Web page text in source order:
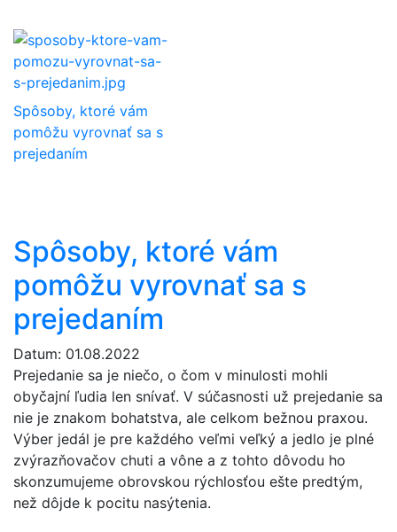
Spôsoby, ktoré vám
pomôžu vyrovnať sa s
prejedaním
Spôsoby, ktoré vám
pomôžu vyrovnať sa s
prejedaním
Datum: 01.08.2022
Prejedanie sa je niečo, o čom v minulosti mohli
obyčajní ľudia len snívať. V súčasnosti už prejedanie sa
nie je znakom bohatstva, ale celkom bežnou praxou.
Výber jedál je pre každého veľmi veľký a jedlo je plné
zvýrazňovačov chuti a vône a z tohto dôvodu ho
skonzumujeme obrovskou rýchlosťou ešte predtým,
než dôjde k pocitu nasýtenia.